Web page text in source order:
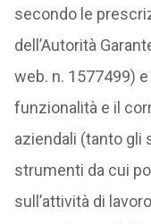
secondo le
dell’Autorità
web. n. 1577499)
funzionalità e il
aziendali (tanto gli
strumenti da cui
sull’attività di